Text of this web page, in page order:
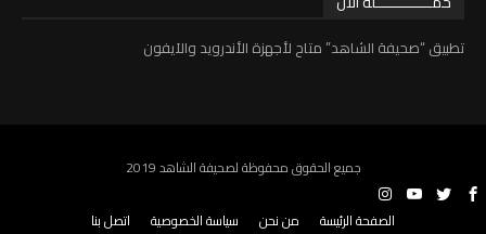
تطبيق “صحيفة الشاهد” متاح لأجهزة الأندرويد والآيفون
جميع الحقوق محفوظة لصحيفة الشاهد 2019
الصفحة الرئيسة من نحن سياسة الخصوصية اتصل بنا